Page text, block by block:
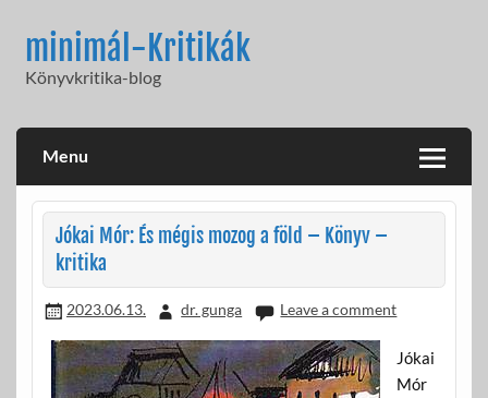
contentminimál-Kritikák
Könyvkritika-blog
Menu
Jókai Mór: És mégis mozog a föld – Könyv –
kritika
2023.06.13. dr. gunga Leave a comment
Jókai
Mór